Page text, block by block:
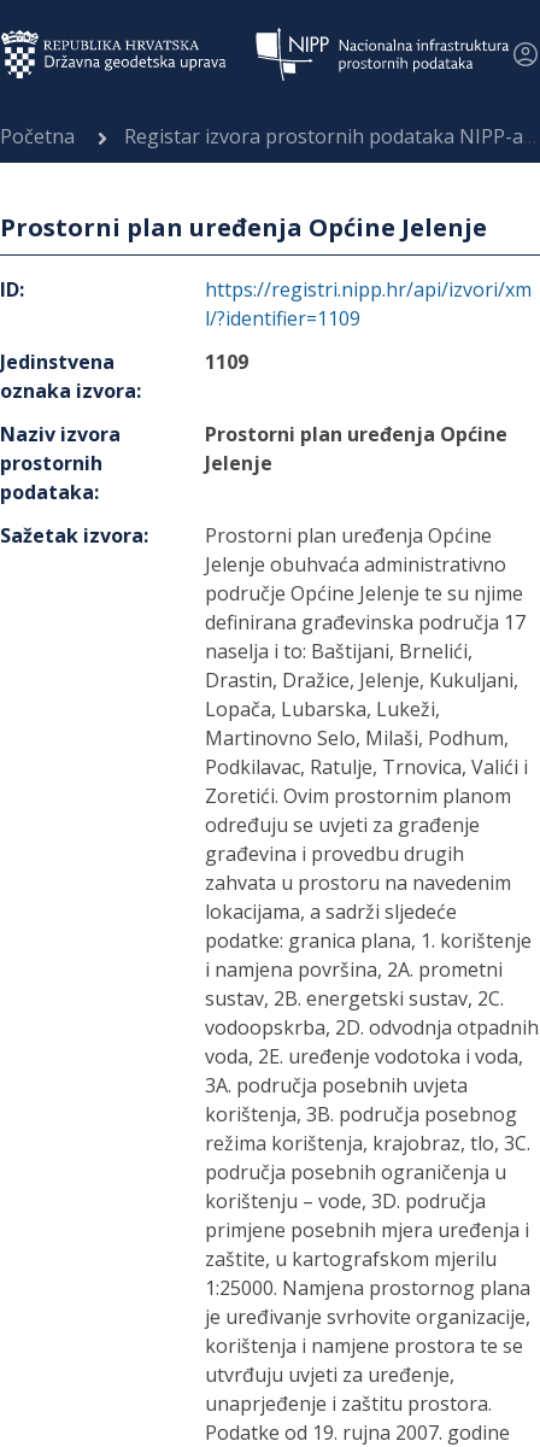
Početna Registar izvora prostornih podataka NIPP-a
Prostorni plan uređenja Općine Jelenje
ID:
https://registri.nipp.hr/api/izvori/xm
l/?identifier=1109
Jedinstvena
oznaka izvora:
1109
Naziv izvora
prostornih
podataka:
Prostorni plan uređenja Općine
Jelenje
Sažetak izvora:
Prostorni plan uređenja Općine
Jelenje obuhvaća administrativno
područje Općine Jelenje te su njime
definirana građevinska područja 17
naselja i to: Baštijani, Brnelići,
Drastin, Dražice, Jelenje, Kukuljani,
Lopača, Lubarska, Lukeži,
Martinovno Selo, Milaši, Podhum,
Podkilavac, Ratulje, Trnovica, Valići i
Zoretići. Ovim prostornim planom
određuju se uvjeti za građenje
građevina i provedbu drugih
zahvata u prostoru na navedenim
lokacijama, a sadrži sljedeće
podatke: granica plana, 1. korištenje
i namjena površina, 2A. prometni
sustav, 2B. energetski sustav, 2C.
vodoopskrba, 2D. odvodnja otpadnih
voda, 2E. uređenje vodotoka i voda,
3A. područja posebnih uvjeta
korištenja, 3B. područja posebnog
režima korištenja, krajobraz, tlo, 3C.
područja posebnih ograničenja u
korištenju – vode, 3D. područja
primjene posebnih mjera uređenja i
zaštite, u kartografskom mjerilu
1:25000. Namjena prostornog plana
je uređivanje svrhovite organizacije,
korištenja i namjene prostora te se
utvrđuju uvjeti za uređenje,
unaprjeđenje i zaštitu prostora.
Podatke od 19. rujna 2007. godine